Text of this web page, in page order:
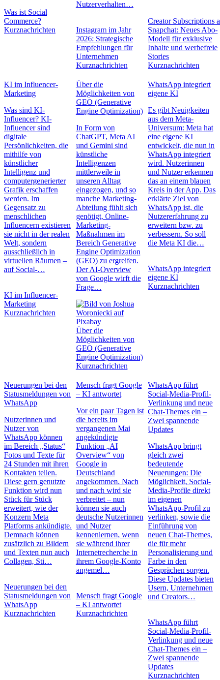
Was ist Social
Commerce?
Kurznachrichten
Nutzerverhalten…
Instagram im Jahr
2026: Strategische
Empfehlungen für
Unternehmen
Kurznachrichten
Creator Subscriptions
Snapchat: Neues Abo-
Modell für exklusive
Inhalte und werbefreie
Stories
Kurznachrichten
KI im Influencer-
Marketing
Was sind KI-
Influencer? KI-
Influencer sind
digitale
Persönlichkeiten, die
mithilfe von
künstlicher
Intelligenz und
computergenerierter
Grafik erschaffen
werden. Im
Gegensatz zu
menschlichen
Influencern existieren
sie nicht in der realen
Welt, sondern
ausschließlich in
virtuellen Räumen –
auf Social-…
KI im Influencer-
Marketing
Kurznachrichten
Über die
Möglichkeiten von
GEO (Generative
Engine Optimization)
In Form von
ChatGPT, Meta AI
und Gemini sind
künstliche
Intelligenzen
mittlerweile in
unseren Alltag
eingezogen, und so
manche Marketing-
Abteilung fühlt sich
genötigt, Online-
Marketing-
Maßnahmen im
Bereich Generative
Engine Optimization
(GEO) zu ergreifen.
Der AI-Overview
von Google wirft die
Frage…
Über die
Möglichkeiten von
GEO (Generative
Engine Optimization)
Kurznachrichten
WhatsApp integriert
eigene KI
Es gibt Neuigkeiten
aus dem Meta-
Universum: Meta hat
eine eigene KI
entwickelt, die nun in
WhatsApp integriert
wird. Nutzerinnen
und Nutzer erkennen
das an einem blauen
Kreis in der App. Das
erklärte Ziel von
WhatsApp ist, die
Nutzererfahrung zu
erweitern bzw. zu
verbessern. So soll
die Meta KI die…
WhatsApp integriert
eigene KI
Kurznachrichten
Neuerungen bei den
Statusmeldungen von
WhatsApp
Nutzerinnen und
Nutzer von
WhatsApp können
im Bereich „Status“
Fotos und Texte für
24 Stunden mit ihren
Kontakten teilen.
Diese gern genutzte
Funktion wird nun
Stück für Stück
erweitert, wie der
Konzern Meta
Platforms ankündigte.
Demnach können
zusätzlich zu Bildern
und Texten nun auch
Collagen, Sti…
Neuerungen bei den
Statusmeldungen von
WhatsApp
Kurznachrichten
Mensch fragt Google
– KI antwortet
Vor ein paar Tagen ist
die bereits im
vergangenen Mai
angekündigte
Funktion „AI
Overview“ von
Google in
Deutschland
angekommen. Nach
und nach wird sie
verbreitet – nun
können sie auch
deutsche Nutzerinnen
und Nutzer
kennenlernen, wenn
sie während ihrer
Internetrecherche in
ihrem Google-Konto
angemel…
Mensch fragt Google
– KI antwortet
Kurznachrichten
WhatsApp führt
Social-Media-Profil-
Verlinkung und neue
Chat-Themes ein –
Zwei spannende
Updates
WhatsApp bringt
gleich zwei
bedeutende
Neuerungen: Die
Möglichkeit, Social-
Media-Profile direkt
im eigenen
WhatsApp-Profil zu
verlinken, sowie die
Einführung von
neuen Chat-Themes,
die für mehr
Personalisierung und
Farbe in den
Gesprächen sorgen.
Diese Updates bieten
Usern, Unternehmen
und Creators…
WhatsApp führt
Social-Media-Profil-
Verlinkung und neue
Chat-Themes ein –
Zwei spannende
Updates
Kurznachrichten